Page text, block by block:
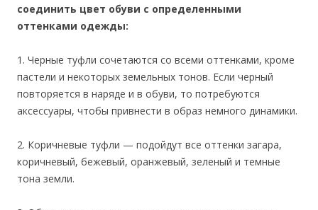
соединить цвет обуви с определенными
оттенками одежды:
1. Черные туфли сочетаются со всеми оттенками, кроме
пастели и некоторых земельных тонов. Если черный
повторяется в наряде и в обуви, то потребуются
аксессуары, чтобы привнести в образ немного динамики.
2. Коричневые туфли — подойдут все оттенки загара,
коричневый, бежевый, оранжевый, зеленый и темные
тона земли.